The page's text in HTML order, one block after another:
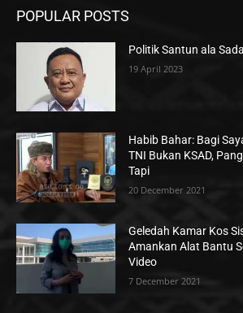
POPULAR POSTS
Politik Santun ala
19 April 2023
Habib Bahar: Bagi
TNI Bukan KSAD,
Tapi
20 December 2021
Geledah Kamar Kos
Amankan Alat Bantu
Video
7 December 2021